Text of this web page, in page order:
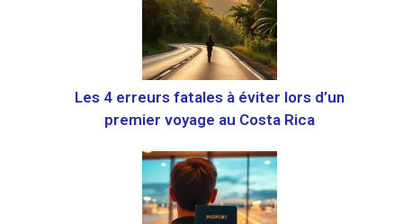
Les 4 erreurs fatales à éviter lors d’un
premier voyage au Costa Rica